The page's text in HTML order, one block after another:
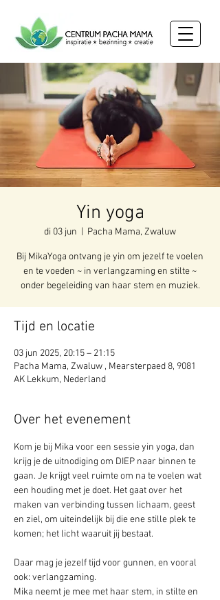
Yin yoga
di 03 jun Pacha Mama, Zwaluw
Bij MikaYoga ontvang je yin om jezelf te voelen
en te voeden ~ in verlangzaming en stilte ~
onder begeleiding van haar stem en muziek.
Tijd en locatie
03 jun 2025, 20:15 – 21:15
Pacha Mama, Zwaluw , Mearsterpaed 8, 9081
AK Lekkum, Nederland
Over het evenement
Kom je bij Mika voor een sessie yin yoga, dan
krijg je de uitnodiging om DIEP naar binnen te
gaan. Je krijgt veel ruimte om na te voelen wat
een houding met je doet. Het gaat over het
maken van verbinding tussen lichaam, geest
en ziel, om uiteindelijk bij die ene stille plek te
komen; het licht waaruit jij bestaat.
Daar mag je jezelf tijd voor gunnen, en vooral
ook: verlangzaming.
Mika neemt je mee met haar stem, in stilte en